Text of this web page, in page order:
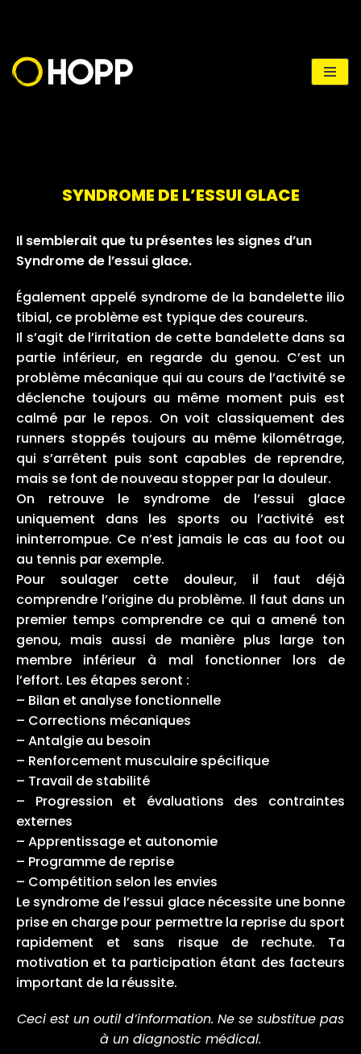
au
contenu
SYNDROME DE L’ESSUI GLACE
Il semblerait que tu présentes les signes d’un
Syndrome de l’essui glace.
Également appelé syndrome de la bandelette ilio
tibial, ce problème est typique des coureurs.
Il s’agit de l’irritation de cette bandelette dans sa
partie inférieur, en regarde du genou. C’est un
problème mécanique qui au cours de l’activité se
déclenche toujours au même moment puis est
calmé par le repos. On voit classiquement des
runners stoppés toujours au même kilométrage,
qui s’arrêtent puis sont capables de reprendre,
mais se font de nouveau stopper par la douleur.
On retrouve le syndrome de l’essui glace
uniquement dans les sports ou l’activité est
ininterrompue. Ce n’est jamais le cas au foot ou
au tennis par exemple.
Pour soulager cette douleur, il faut déjà
comprendre l’origine du problème. Il faut dans un
premier temps comprendre ce qui a amené ton
genou, mais aussi de manière plus large ton
membre inférieur à mal fonctionner lors de
l’effort. Les étapes seront :
– Bilan et analyse fonctionnelle
– Corrections mécaniques
– Antalgie au besoin
– Renforcement musculaire spécifique
– Travail de stabilité
– Progression et évaluations des contraintes
externes
– Apprentissage et autonomie
– Programme de reprise
– Compétition selon les envies
Le syndrome de l’essui glace nécessite une bonne
prise en charge pour permettre la reprise du sport
rapidement et sans risque de rechute. Ta
motivation et ta participation étant des facteurs
important de la réussite.
Ceci est un outil d’information. Ne se substitue pas
à un diagnostic médical.